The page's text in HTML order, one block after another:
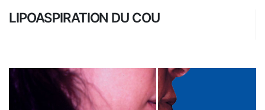
LIPOASPIRATION DU COU